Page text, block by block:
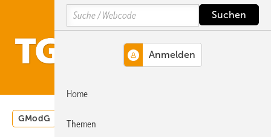
Hauptinhalt
Hauptmenü
SiteSearch
GModG Wärmepumpe
Search
Home
Themen